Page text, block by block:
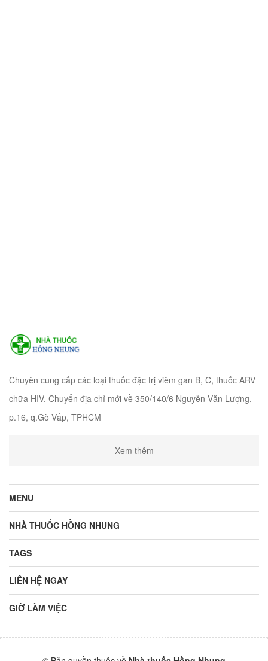
Chuyên cung cấp các loại thuốc đặc trị viêm gan B, C, thuốc ARV
chữa HIV. Chuyển địa chỉ mới về 350/140/6 Nguyễn Văn Lượng,
p.16, q.Gò Vấp, TPHCM
Xem thêm
MENU
NHÀ THUỐC HỒNG NHUNG
TAGS
LIÊN HỆ NGAY
GIỜ LÀM VIỆC